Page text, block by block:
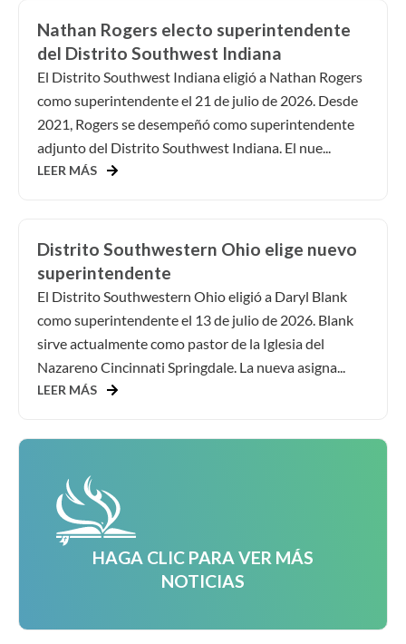
Nathan Rogers electo superintendente
del Distrito Southwest Indiana
El Distrito Southwest Indiana eligió a Nathan Rogers
como superintendente el 21 de julio de 2026. Desde
2021, Rogers se desempeñó como superintendente
adjunto del Distrito Southwest Indiana. El nue...
LEER MÁS
Distrito Southwestern Ohio elige nuevo
superintendente
El Distrito Southwestern Ohio eligió a Daryl Blank
como superintendente el 13 de julio de 2026. Blank
sirve actualmente como pastor de la Iglesia del
Nazareno Cincinnati Springdale. La nueva asigna...
LEER MÁS
HAGA CLIC PARA VER MÁS
NOTICIAS